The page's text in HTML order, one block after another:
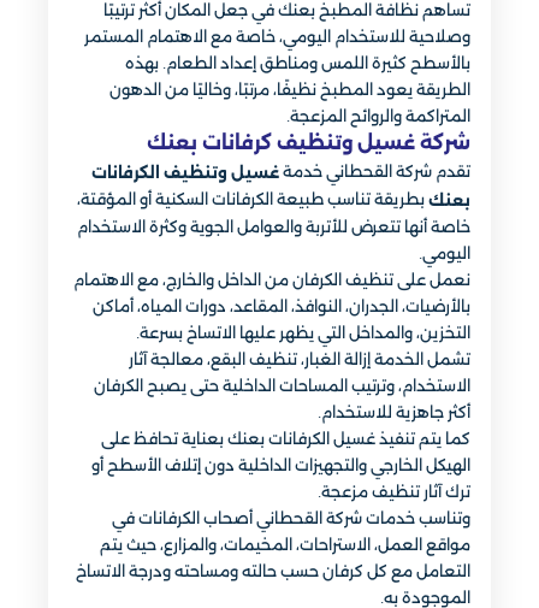
تساهم نظافة المطبخ بعنك في جعل المكان أكثر ترتيبًا
وصلاحية للاستخدام اليومي، خاصة مع الاهتمام المستمر
بالأسطح كثيرة اللمس ومناطق إعداد الطعام. بهذه
الطريقة يعود المطبخ نظيفًا، مرتبًا، وخاليًا من الدهون
المتراكمة والروائح المزعجة.
شركة غسيل وتنظيف كرفانات بعنك
تقدم شركة القحطاني خدمة غسيل وتنظيف الكرفانات
بعنك بطريقة تناسب طبيعة الكرفانات السكنية أو المؤقتة،
خاصة أنها تتعرض للأتربة والعوامل الجوية وكثرة الاستخدام
اليومي.
نعمل على تنظيف الكرفان من الداخل والخارج، مع الاهتمام
بالأرضيات، الجدران، النوافذ، المقاعد، دورات المياه، أماكن
التخزين، والمداخل التي يظهر عليها الاتساخ بسرعة.
تشمل الخدمة إزالة الغبار، تنظيف البقع، معالجة آثار
الاستخدام، وترتيب المساحات الداخلية حتى يصبح الكرفان
أكثر جاهزية للاستخدام.
كما يتم تنفيذ غسيل الكرفانات بعنك بعناية تحافظ على
الهيكل الخارجي والتجهيزات الداخلية دون إتلاف الأسطح أو
ترك آثار تنظيف مزعجة.
وتناسب خدمات شركة القحطاني أصحاب الكرفانات في
مواقع العمل، الاستراحات، المخيمات، والمزارع، حيث يتم
التعامل مع كل كرفان حسب حالته ومساحته ودرجة الاتساخ
الموجودة به.